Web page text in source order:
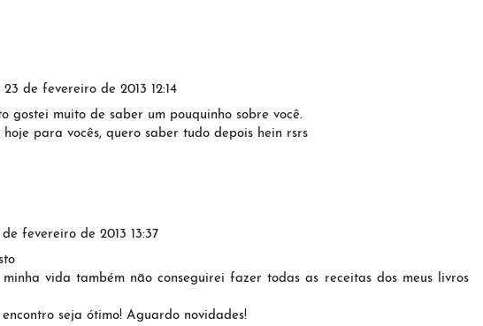
23 de fevereiro de 2013 12:14
gostei muito de saber um pouquinho sobre você.
hoje para vocês, quero saber tudo depois hein rsrs
de fevereiro de 2013 13:37
vida também não conseguirei fazer todas as receitas dos meus livros
encontro seja ótimo! Aguardo novidades!